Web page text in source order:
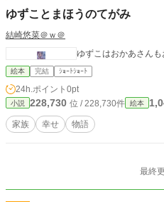
ゆずことまほうのてがみ
結崎悠菜＠ｗ＠
ゆずこはおかあさんも
絵本 完結 ｼｮｰﾄｼｮｰﾄ
24h.ポイント 0pt
小説 228,730 位 / 228,730件 絵本
家族 幸せ 物語
最終